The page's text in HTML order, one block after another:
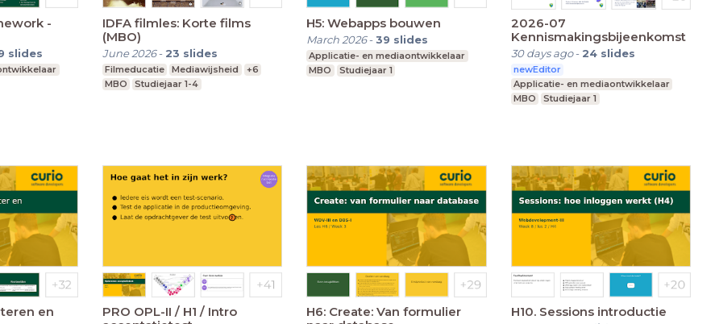
-
slides
IDFA filmles: Korte films
(MBO)
June 2026- 23 slides
Filmeducatie Mediawijsheid
+6
MBO
Studiejaar 1-4
H5: Webapps bouwen
March 2026-39 slides
Applicatie- en mediaontwikkelaar
MBO
Studiejaar 1
2026-07
Kennismakingsbijeenkomst
30 days ago- 24 slides
newEditor
Applicatie- en mediaontwikkelaar
MBO
Studiejaar 1
en
PRO OPL-II / H1 / Intro
H6: Create: Van formulier
H10. Sessions introductie